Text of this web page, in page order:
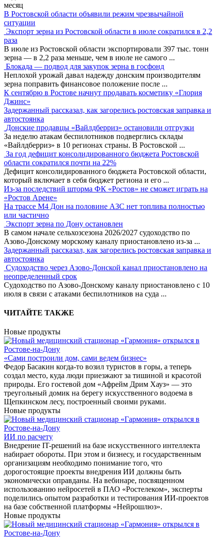
месяц
В Ростовской области объявили режим чрезвычайной
ситуации
Экспорт зерна из Ростовской области в июле сократился в 2,2
раза
В июле из Ростовской области экспортировали 397 тыс. тонн
зерна — в 2,2 раза меньше, чем в июле не самого ...
Блокада — подвод для закупок зерна в госфонд
Неплохой урожай давал надежду донским производителям
зерна поправить финансовое положение после ...
К сентябрю в Ростове начнут продавать косметику «Глория
Джинс»
Задержанный рассказал, как загорелись ростовская заправка и
автостоянка
Донские продавцы «Вайлдберриз» остановили отгрузки
За неделю атакам беспилотников подверглись склады
«Вайлдберриз» в 10 регионах страны. В Ростовской ...
За год дефицит консолидированного бюджета Ростовской
области сократился почти на 22%
Дефицит консолидированного бюджета Ростовской области,
который включает в себя бюджет региона и его ...
Из-за последствий шторма ФК «Ростов» не сможет играть на
«Ростов Арене»
На трассе М4 Дон на половине АЗС нет топлива полностью
или частично
Экспорт зерна по Дону остановлен
В самом начале сельхозсезона 2026/2027 судоходство по
Азово-Донскому морскому каналу приостановлено из-за ...
Задержанный рассказал, как загорелись ростовская заправка и
автостоянка
Судоходство через Азово-Донской канал приостановлено на
неопределенный срок
Судоходство по Азово-Донскому каналу приостановлено с 10
июля в связи с атаками беспилотников на суда ...
ЧИТАЙТЕ ТАКЖЕ
Новые продукты
«Сами построили дом, сами ведем бизнес»
Федор Басакин когда-то возил туристов в горы, а теперь
создал место, куда люди приезжают за тишиной и красотой
природы. Его гостевой дом «Афрейм Дрим Хауз» — это
треугольный домик на берегу искусственного водоема в
Щепкинском лесу, построенный своими руками.
Новые продукты
ИИ по расчету
Внедрение IT-решений на базе искусственного интеллекта
набирает обороты. При этом и бизнесу, и государственным
организациям необходимо понимание того, что
дорогостоящие проекты внедрения ИИ должны быть
экономически оправданы. На вебинаре, посвященном
использованию нейросетей в ПАО «Ростелеком», эксперты
поделились опытом разработки и тестирования ИИ-проектов
на базе собственной платформы «Нейрошлюз».
Новые продукты